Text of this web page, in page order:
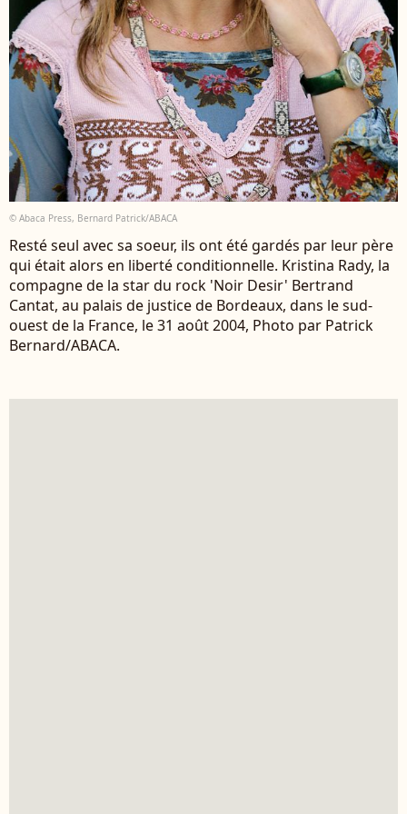
© Abaca Press, Bernard Patrick/ABACA
Resté seul avec sa soeur, ils ont été gardés par leur père
qui était alors en liberté conditionnelle. Kristina Rady, la
compagne de la star du rock 'Noir Desir' Bertrand
Cantat, au palais de justice de Bordeaux, dans le sud-
ouest de la France, le 31 août 2004, Photo par Patrick
Bernard/ABACA.